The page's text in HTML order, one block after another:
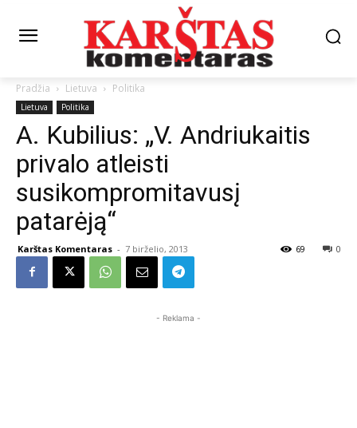
Pradžia Lietuva Politika
Lietuva Politika
A. Kubilius: „V. Andriukaitis
privalo atleisti
susikompromitavusį
patarėją“
Karštas Komentaras - 7 birželio, 2013 0
69
- Reklama -